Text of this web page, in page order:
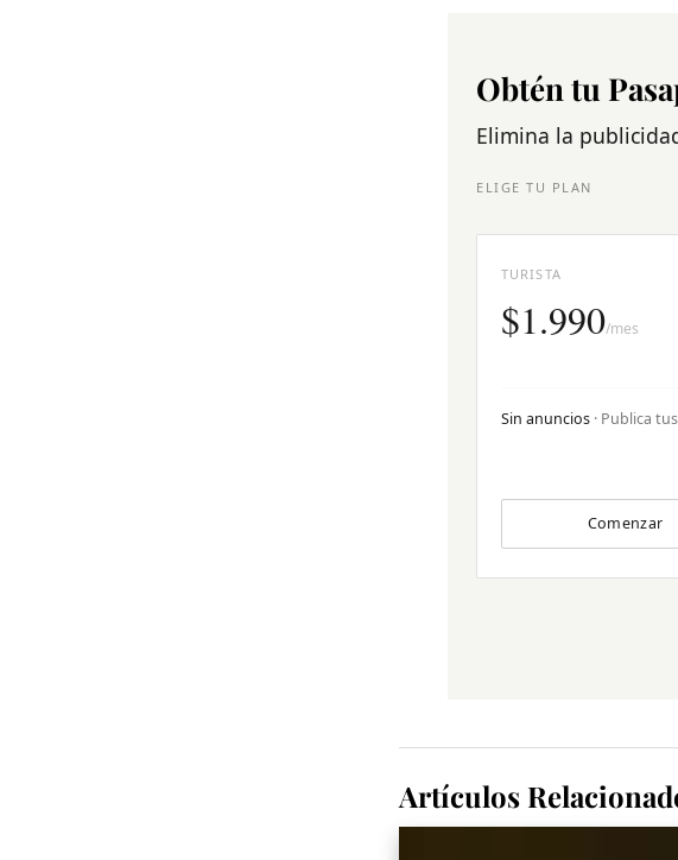
Obtén tu
Elimina la
ELIGE TU PLAN
TURISTA
$1.990/mes
Sin anuncios · Publica
Comenzar
Artículos